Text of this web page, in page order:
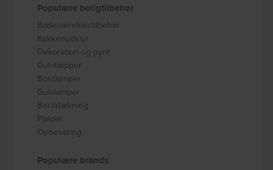
Populære boligtilbehør
Badeværelsestilbehør
Køkkenudstyr
Dekoration og pynt
Gulvtæpper
Bordlamper
Gulvlamper
Borddækning
Plaider
Opbevaring
Populære brands